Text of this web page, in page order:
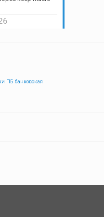
ПБ банковская